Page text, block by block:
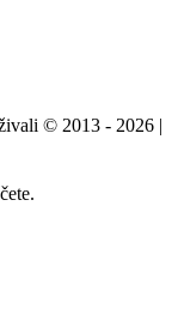
© 2013 - 2026 |